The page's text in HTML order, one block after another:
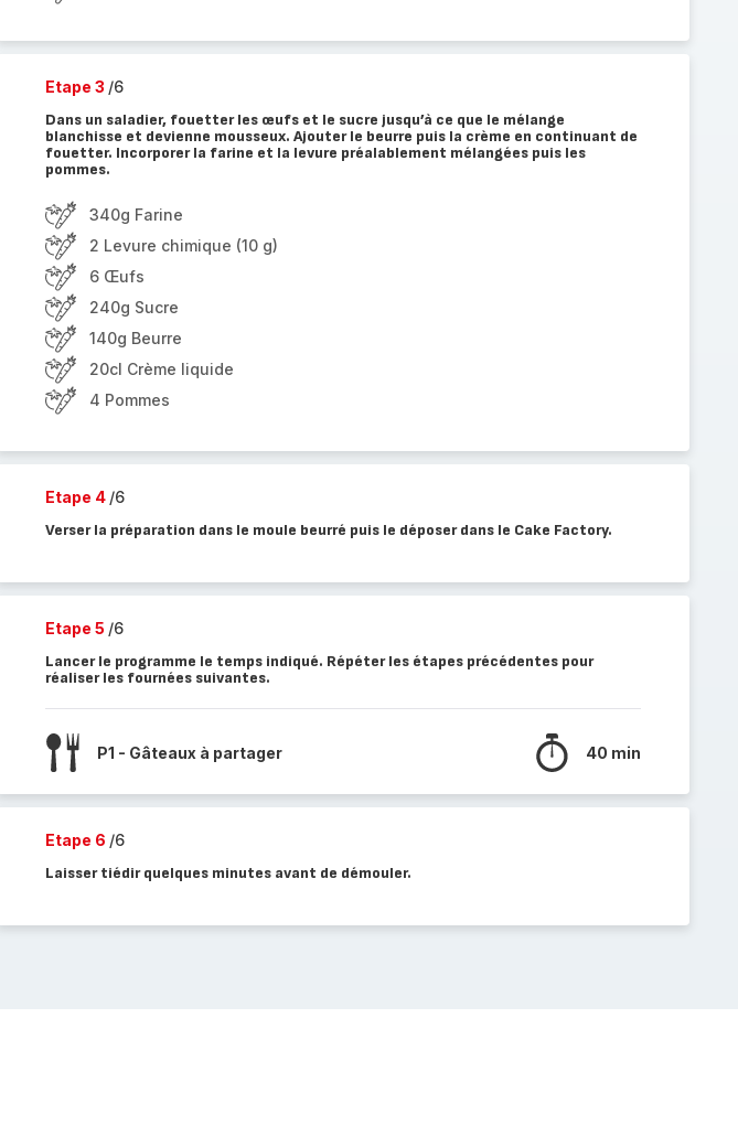
Etape 3 /6
Dans un saladier, fouetter les œufs et le sucre jusqu’à ce que le mélange
blanchisse et devienne mousseux. Ajouter le beurre puis la crème en continuant de
fouetter. Incorporer la farine et la levure préalablement mélangées puis les
pommes.
340g Farine
2 Levure chimique (10 g)
6 Œufs
240g Sucre
140g Beurre
20cl Crème liquide
4 Pommes
Etape 4 /6
Verser la préparation dans le moule beurré puis le déposer dans le Cake Factory.
Etape 5 /6
Lancer le programme le temps indiqué. Répéter les étapes précédentes pour
réaliser les fournées suivantes.
P1 - Gâteaux à partager 40 min
Etape 6 /6
Laisser tiédir quelques minutes avant de démouler.